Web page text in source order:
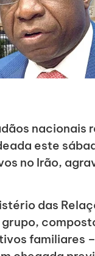
nacionais
este
no Irão,
das
familiares